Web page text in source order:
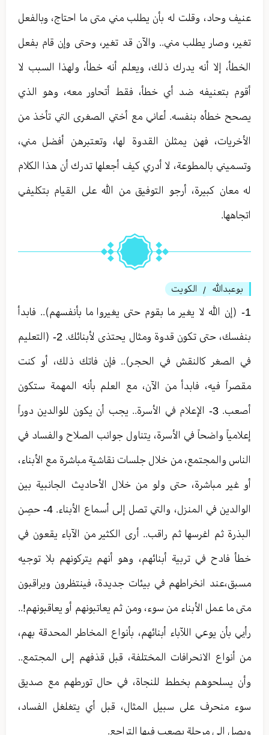
عنيف وحاد، وقلت له بأن يطلب مني متى ما احتاج، وبالفعل
تغير، وصار يطلب مني.. والآن قد تغير، وحتى وإن قام بفعل
الخطأ، إلا أنه يدرك ذلك، ويعلم أنه خطأ، ولهذا السبب لا
أقوم بتعنيفه ضد أي خطأ، فقط أتحاور معه، وهو الذي
يصحح خطأه بنفسه. أعاني مع أختي الصغرى التي تأخذ من
الأخريات، فهن يمثلن القدوة لها، وتعتبرهن أفضل مني،
وتسميني بالمطوعة، لا أدري كيف أجعلها تدرك أن هذا الكلام
له معان كبيرة، أرجو التوفيق من الله على القيام بتكليفي
اتجاهها.
بوعبدالله / الكويت
1- (إن الله لا يغير ما بقوم حتى يغيروا ما بأنفسهم).. فابدأ
بنفسك، حتى تكون قدوة ومثال يحتذى لأبنائك. 2- (التعليم
في الصغر كالنقش في الحجر).. فإن فاتك ذلك، أو كنت
مقصراً فيه، فابدأ من الآن، مع العلم بأنه المهمة ستكون
أصعب. 3- الإعلام في الأسرة.. يجب أن يكون للوالدين دوراً
إعلامياً واضحاً في الأسرة، يتناول جوانب الصلاح والفساد في
الناس والمجتمع، من خلال جلسات نقاشية مباشرة مع الأبناء،
أو غير مباشرة، حتى ولو من خلال الأحاديث الجانبية بين
الوالدين في المنزل، والتي تصل إلى أسماع الأبناء. 4- حصِن
البذرة ثم اغرسها ثم راقب.. أرى الكثير من الآباء يقعون في
خطأ فادح في تربية أبنائهم، وهو أنهم يتركونهم بلا توجيه
مسبق،عند انخراطهم في بيئات جديدة، فينتظرون ويراقبون
متى ما عمل الأبناء من سوء، ومن ثم يعاتبونهم أو يعاقبونهم!..
رأيي بأن يوعي اللآباء أبنائهم، بأنواع المخاطر المحدقة بهم،
من أنواع الانحرافات المختلفة، قبل قذفهم إلى المجتمع..
وأن يسلحوهم بخطط للنجاة، في حال تورطهم مع صديق
سوء منحرف على سبيل المثال، قبل أي يتغلغل الفساد،
ويصل إلى مرحلة يصعب فيها التراجع.